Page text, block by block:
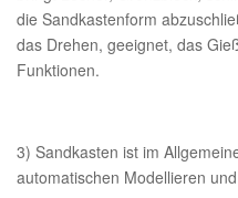
die Sandkastenform
das Drehen, geeignet, das
Funktionen.
3) Sandkasten ist im
automatischen Modellieren